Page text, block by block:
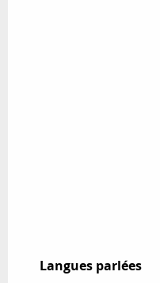
Langues parlées
Langues parlées